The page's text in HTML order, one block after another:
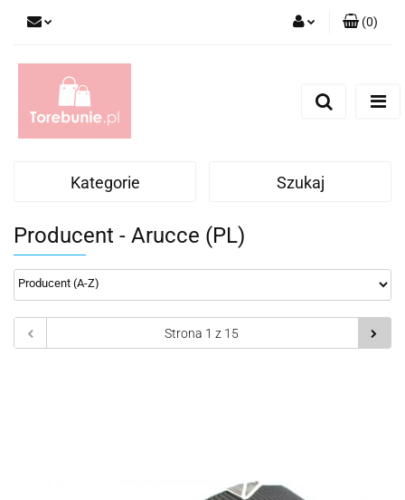
(0)
Kategorie Szukaj
Producent - Arucce (PL)